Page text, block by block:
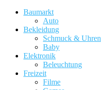
Baumarkt
Auto
Bekleidung
Schmuck & Uhren
Baby
Elektronik
Beleuchtung
Freizeit
Filme